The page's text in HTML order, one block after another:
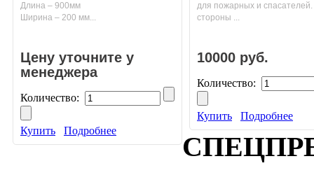
Длина – 900мм
Ширина – 200 мм...
Цену уточните у
менеджера
Количество:
Купить Подробнее
для пожарных и
стороны ...
10000 руб.
Количество:
Купить Подробнее